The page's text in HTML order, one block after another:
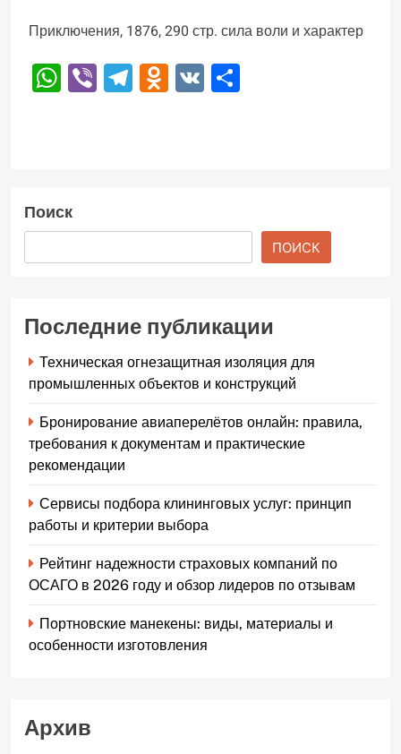
Приключения, 1876, 290 стр. сила воли и характер
WhatsApp
ViberTelegram
Odnoklassniki
VK
Поиск
ПОИСК
Последние публикации
Техническая огнезащитная изоляция для
промышленных объектов и конструкций
Бронирование авиаперелётов онлайн: правила,
требования к документам и практические
рекомендации
Сервисы подбора клининговых услуг: принцип
работы и критерии выбора
Рейтинг надежности страховых компаний по
ОСАГО в 2026 году и обзор лидеров по отзывам
Портновские манекены: виды, материалы и
особенности изготовления
Архив